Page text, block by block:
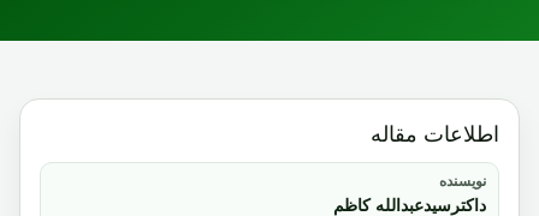
اطلاعات مقاله
نویسنده
داکترسیدعبدالله کاظم